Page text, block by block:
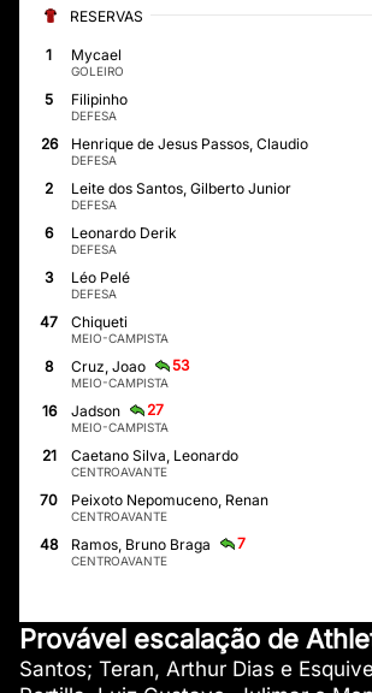
RESERVAS
1 Mycael
GOLEIRO
5 Filipinho
DEFESA
26 Henrique de Jesus Passos, Claudio
DEFESA
2 Leite dos Santos, Gilberto Junior
DEFESA
6 Leonardo Derik
DEFESA
3 Léo Pelé
DEFESA
47 Chiqueti
MEIO-CAMPISTA
8 Cruz, Joao 53
MEIO-CAMPISTA
16 Jadson 27
MEIO-CAMPISTA
21 Caetano Silva, Leonardo
CENTROAVANTE
70 Peixoto Nepomuceno, Renan
CENTROAVANTE
48 Ramos, Bruno Braga 7
CENTROAVANTE
Provável escalação de
Santos; Teran, Arthur Dias e